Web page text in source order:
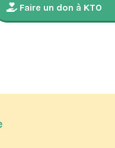
Faire un don à KTO